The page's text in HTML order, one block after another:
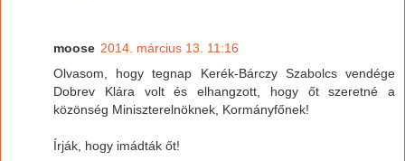
moose 2014. március 13. 11:16
Olvasom, hogy tegnap Kerék-Bárczy Szabolcs vendége
Dobrev Klára volt és elhangzott, hogy őt szeretné a
közönség Miniszterelnöknek, Kormányfőnek!
Írják, hogy imádták őt!